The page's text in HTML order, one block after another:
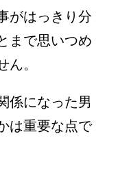
がはっきり分
まで思いつめ
。
係になった男
は重要な点で